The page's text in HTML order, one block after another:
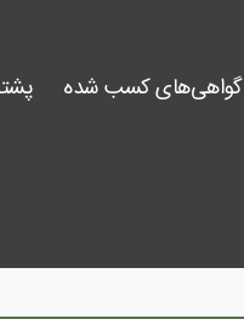
گواهی‌های کسب شده